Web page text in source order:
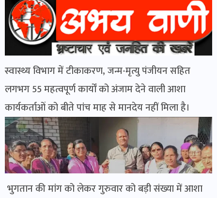
स्वास्थ्य विभाग में टीकाकरण, जन्म-मृत्यु पंजीयन सहित
लगभग 55 महत्वपूर्ण कार्यों को अंजाम देने वाली आशा
कार्यकर्ताओं को बीते पांच माह से मानदेय नहीं मिला है।
भुगतान की मांग को लेकर गुरुवार को बड़ी संख्या में आशा